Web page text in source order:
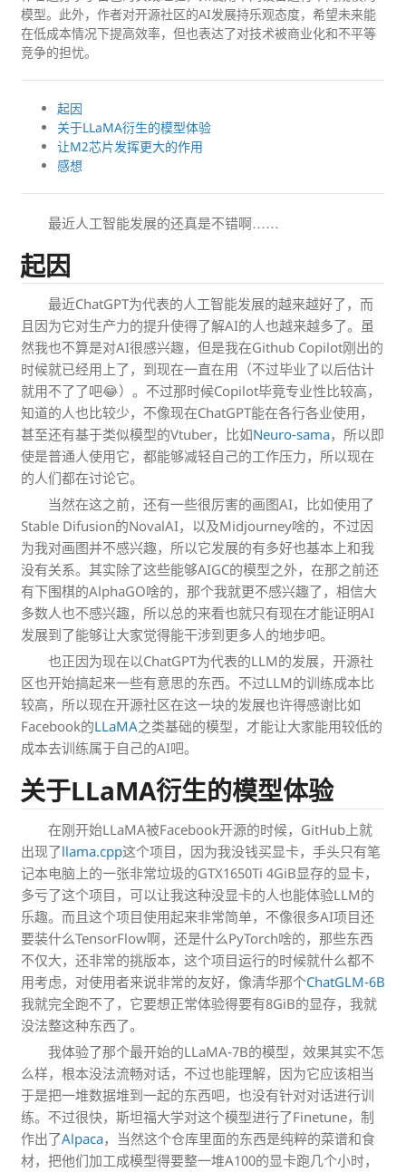
模型。此外，作者对开源社区的AI发展持乐观态度，希望未来能
在低成本情况下提高效率，但也表达了对技术被商业化和不平等
竞争的担忧。
起因
关于LLaMA衍生的模型体验
让M2芯片发挥更大的作用
感想
最近人工智能发展的还真是不错啊……
起因
最近ChatGPT为代表的人工智能发展的越来越好了，而
且因为它对生产力的提升使得了解AI的人也越来越多了。虽
然我也不算是对AI很感兴趣，但是我在Github Copilot刚出的
时候就已经用上了，到现在一直在用（不过毕业了以后估计
就用不了了吧😂）。不过那时候Copilot毕竟专业性比较高，
知道的人也比较少，不像现在ChatGPT能在各行各业使用，
甚至还有基于类似模型的Vtuber，比如Neuro-sama，所以即
使是普通人使用它，都能够减轻自己的工作压力，所以现在
的人们都在讨论它。
当然在这之前，还有一些很厉害的画图AI，比如使用了
Stable Difusion的NovalAI，以及Midjourney啥的，不过因
为我对画图并不感兴趣，所以它发展的有多好也基本上和我
没有关系。其实除了这些能够AIGC的模型之外，在那之前还
有下围棋的AlphaGO啥的，那个我就更不感兴趣了，相信大
多数人也不感兴趣，所以总的来看也就只有现在才能证明AI
发展到了能够让大家觉得能干涉到更多人的地步吧。
也正因为现在以ChatGPT为代表的LLM的发展，开源社
区也开始搞起来一些有意思的东西。不过LLM的训练成本比
较高，所以现在开源社区在这一块的发展也许得感谢比如
Facebook的LLaMA之类基础的模型，才能让大家能用较低的
成本去训练属于自己的AI吧。
关于LLaMA衍生的模型体验
在刚开始LLaMA被Facebook开源的时候，GitHub上就
出现了llama.cpp这个项目，因为我没钱买显卡，手头只有笔
记本电脑上的一张非常垃圾的GTX1650Ti 4GiB显存的显卡，
多亏了这个项目，可以让我这种没显卡的人也能体验LLM的
乐趣。而且这个项目使用起来非常简单，不像很多AI项目还
要装什么TensorFlow啊，还是什么PyTorch啥的，那些东西
不仅大，还非常的挑版本，这个项目运行的时候就什么都不
用考虑，对使用者来说非常的友好，像清华那个ChatGLM-6B
我就完全跑不了，它要想正常体验得要有8GiB的显存，我就
没法整这种东西了。
我体验了那个最开始的LLaMA-7B的模型，效果其实不怎
么样，根本没法流畅对话，不过也能理解，因为它应该相当
于是把一堆数据堆到一起的东西吧，也没有针对对话进行训
练。不过很快，斯坦福大学对这个模型进行了Finetune，制
作出了Alpaca，当然这个仓库里面的东西是纯粹的菜谱和食
材，把他们加工成模型得要整一堆A100的显卡跑几个小时，